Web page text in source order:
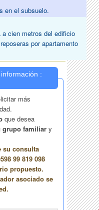
en el subsuelo.
cien metros del edificio
por apartamento